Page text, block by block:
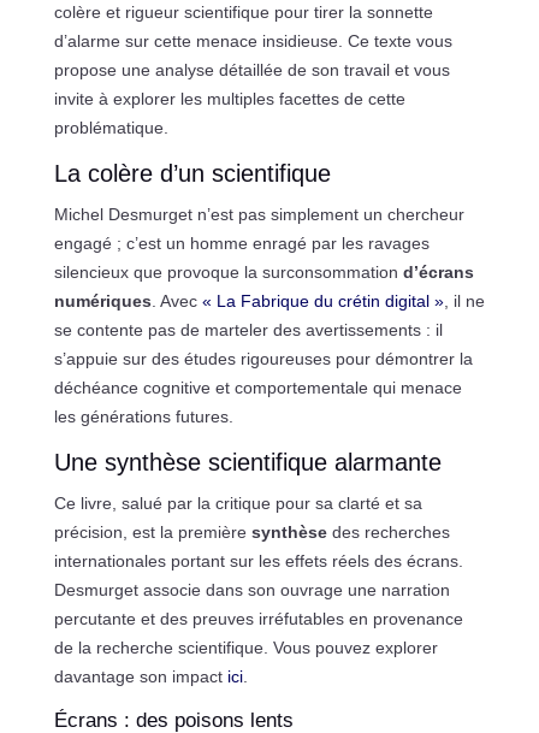
colère et rigueur scientifique pour tirer la sonnette
d’alarme sur cette menace insidieuse. Ce texte vous
propose une analyse détaillée de son travail et vous
invite à explorer les multiples facettes de cette
problématique.
La colère d’un scientifique
Michel Desmurget n’est pas simplement un chercheur
engagé ; c’est un homme enragé par les ravages
silencieux que provoque la surconsommation d’écrans
numériques . Avec « La Fabrique du crétin digital », il ne
se contente pas de marteler des avertissements : il
s’appuie sur des études rigoureuses pour démontrer la
déchéance cognitive et comportementale qui menace
les générations futures.
Une synthèse scientifique alarmante
Ce livre, salué par la critique pour sa clarté et sa
précision, est la première synthèsedes recherches
internationales portant sur les effets réels des écrans.
Desmurget associe dans son ouvrage une narration
percutante et des preuves irréfutables en provenance
de la recherche scientifique. Vous pouvez explorer
davantage son impact ici.
Écrans : des poisons lents